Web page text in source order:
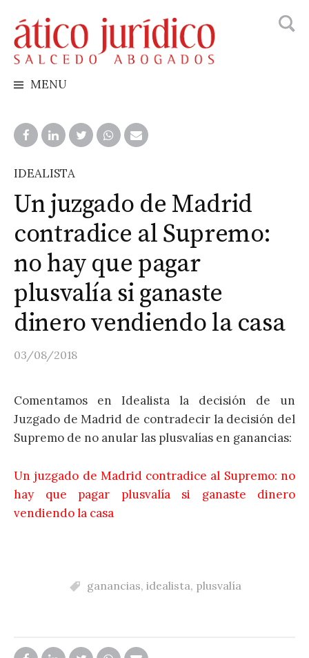
to
content
MENU
IDEALISTA
Un juzgado de Madrid
contradice al Supremo:
no hay que pagar
plusvalía si ganaste
dinero vendiendo la casa
03/08/2018
Comentamos en Idealista la decisión de un
Juzgado de Madrid de contradecir la decisión del
Supremo de no anular las plusvalías en ganancias:
Un juzgado de Madrid contradice al Supremo: no
hay que pagar plusvalía si ganaste dinero
vendiendo la casa
ganancias, idealista, plusvalía